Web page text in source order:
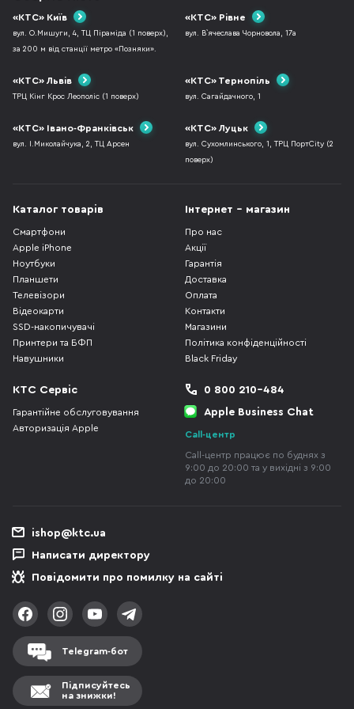
«КТС» Київ
вул. О.Мишуги, 4, ТЦ Піраміда (1 поверх),
за 200 м від станції метро «Позняки».
«КТС» Рівне
вул. В`ячеслава Чорновола, 17а
«КТС» Львів
ТРЦ Кінг Крос Леополіс (1 поверх)
«КТС» Тернопіль
вул. Сагайдачного, 1
«КТС» Івано-Франківськ
вул. І.Миколайчука, 2, ТЦ Арсен
«КТС» Луцьк
вул. Сухомлинського, 1, ТРЦ ПортCity (2
поверх)
Каталог товарів
Смартфони
Apple iPhone
Ноутбуки
Планшети
Телевізори
Відеокарти
SSD-накопичувачі
Принтери та БФП
Навушники
Інтернет - магазин
Про нас
Акції
Гарантія
Доставка
Оплата
Контакти
Магазини
Політика конфіденційності
Black Friday
КТС Сервіс
Гарантійне обслуговування
Авторизація Apple
0 800 210-484
Apple Business Chat
Call-центр
Call-центр працює по буднях з
9:00 до 20:00 та у вихідні з 9:00
до 20:00
ishop@ktc.ua
Написати директору
Повідомити про помилку на сайті
Telegram-бот
Підписуйтесь
на знижки!